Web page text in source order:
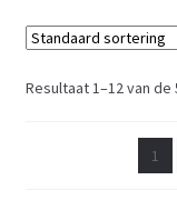
Resultaat 1–12 van
1